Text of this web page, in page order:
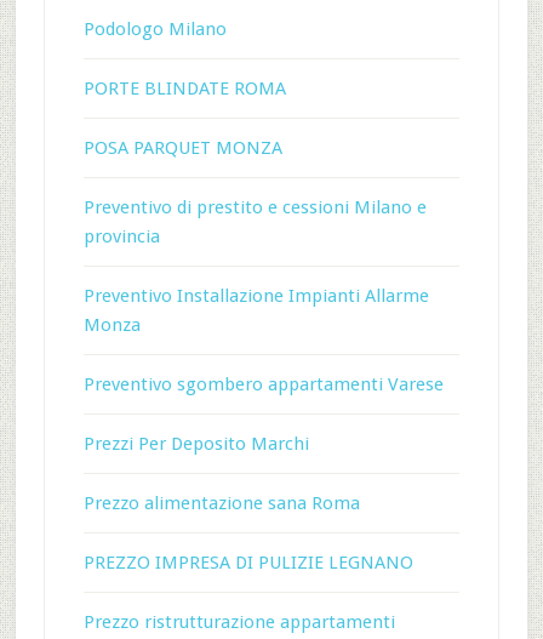
Podologo Milano
PORTE BLINDATE ROMA
POSA PARQUET MONZA
Preventivo di prestito e cessioni Milano e
provincia
Preventivo Installazione Impianti Allarme
Monza
Preventivo sgombero appartamenti Varese
Prezzi Per Deposito Marchi
Prezzo alimentazione sana Roma
PREZZO IMPRESA DI PULIZIE LEGNANO
Prezzo ristrutturazione appartamenti